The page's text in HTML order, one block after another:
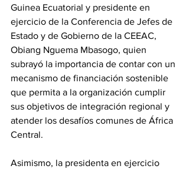
Guinea Ecuatorial y presidente en
ejercicio de la Conferencia de Jefes de
Estado y de Gobierno de la CEEAC,
Obiang Nguema Mbasogo, quien
subrayó la importancia de contar con un
mecanismo de financiación sostenible
que permita a la organización cumplir
sus objetivos de integración regional y
atender los desafíos comunes de África
Central.
Asimismo, la presidenta en ejercicio